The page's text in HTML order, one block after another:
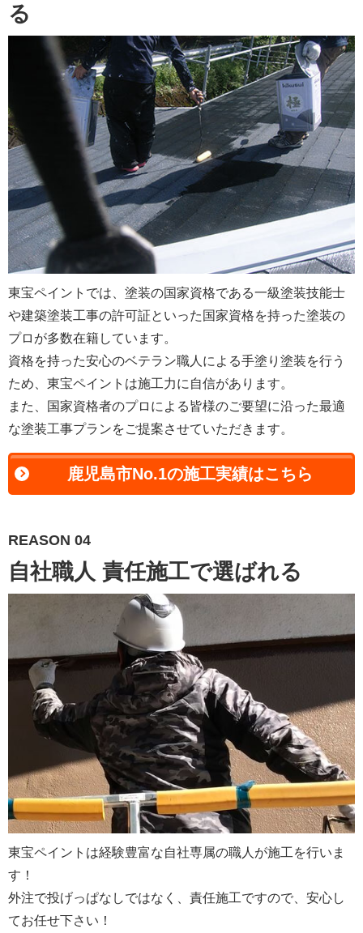
る
東宝ペイントでは、塗装の国家資格である一級塗装技能士
や建築塗装工事の許可証といった国家資格を持った塗装の
プロが多数在籍しています。
資格を持った安心のベテラン職人による手塗り塗装を行う
ため、東宝ペイントは施工力に自信があります。
また、国家資格者のプロによる皆様のご要望に沿った最適
な塗装工事プランをご提案させていただきます。
鹿児島市No.1の施工実績はこちら
REASON 04
自社職人 責任施工で選ばれる
東宝ペイントは経験豊富な自社専属の職人が施工を行いま
す！
外注で投げっぱなしではなく、責任施工ですので、安心し
てお任せ下さい！